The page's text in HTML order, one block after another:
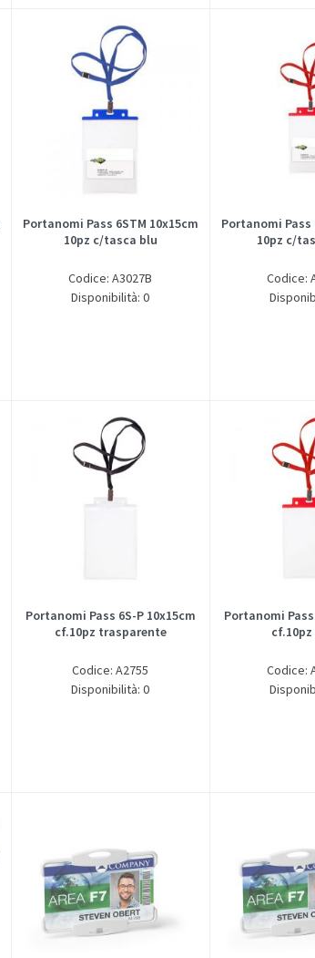
Portanomi Pass 6STM 10x15cm
10pz c/tasca blu
Codice: A3027B
Disponibilità: 0
Portanomi Pass
10pz c/
Codice:
Portanomi Pass 6S-P 10x15cm
cf.10pz trasparente
Codice: A2755
Disponibilità: 0
Portanomi Pass
Codice: